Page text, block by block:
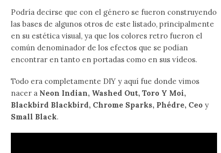
Podría decirse que con el género se fueron construyendo
las bases de algunos otros de este listado, principalmente
en su estética visual, ya que los colores retro fueron el
común denominador de los efectos que se podían
encontrar en tanto en portadas como en sus vídeos.
Todo era completamente DIY y aquí fue donde vimos
nacer a Neon Indian, Washed Out, Toro Y Moi,
Blackbird Blackbird, Chrome Sparks, Phédre, Ceo y
Small Black.